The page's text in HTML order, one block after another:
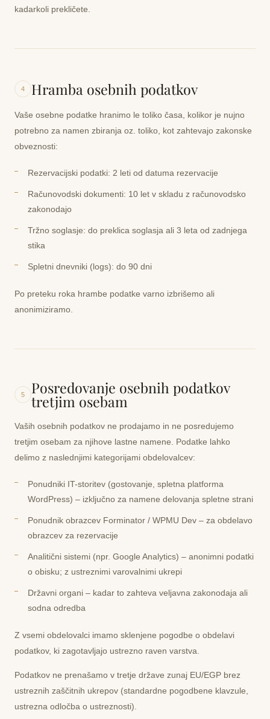
kadarkoli prekličete.
4 Hramba osebnih podatkov
Vaše osebne podatke hranimo le toliko časa, kolikor je nujno
potrebno za namen zbiranja oz. toliko, kot zahtevajo zakonske
obveznosti:
Rezervacijski podatki: 2 leti od datuma rezervacije
Računovodski dokumenti: 10 let v skladu z računovodsko
zakonodajo
Tržno soglasje: do preklica soglasja ali 3 leta od zadnjega
stika
Spletni dnevniki (logs): do 90 dni
Po preteku roka hrambe podatke varno izbrišemo ali
anonimiziramo.
5 Posredovanje osebnih podatkov
tretjim osebam
Vaših osebnih podatkov ne prodajamo in ne posredujemo
tretjim osebam za njihove lastne namene. Podatke lahko
delimo z naslednjimi kategorijami obdelovalcev:
Ponudniki IT-storitev (gostovanje, spletna platforma
WordPress) – izključno za namene delovanja spletne strani
Ponudnik obrazcev Forminator / WPMU Dev – za obdelavo
obrazcev za rezervacije
Analitični sistemi (npr. Google Analytics) – anonimni podatki
o obisku; z ustreznimi varovalnimi ukrepi
Državni organi – kadar to zahteva veljavna zakonodaja ali
sodna odredba
Z vsemi obdelovalci imamo sklenjene pogodbe o obdelavi
podatkov, ki zagotavljajo ustrezno raven varstva.
Podatkov ne prenašamo v tretje države zunaj EU/EGP brez
ustreznih zaščitnih ukrepov (standardne pogodbene klavzule,
ustrezna odločba o ustreznosti).